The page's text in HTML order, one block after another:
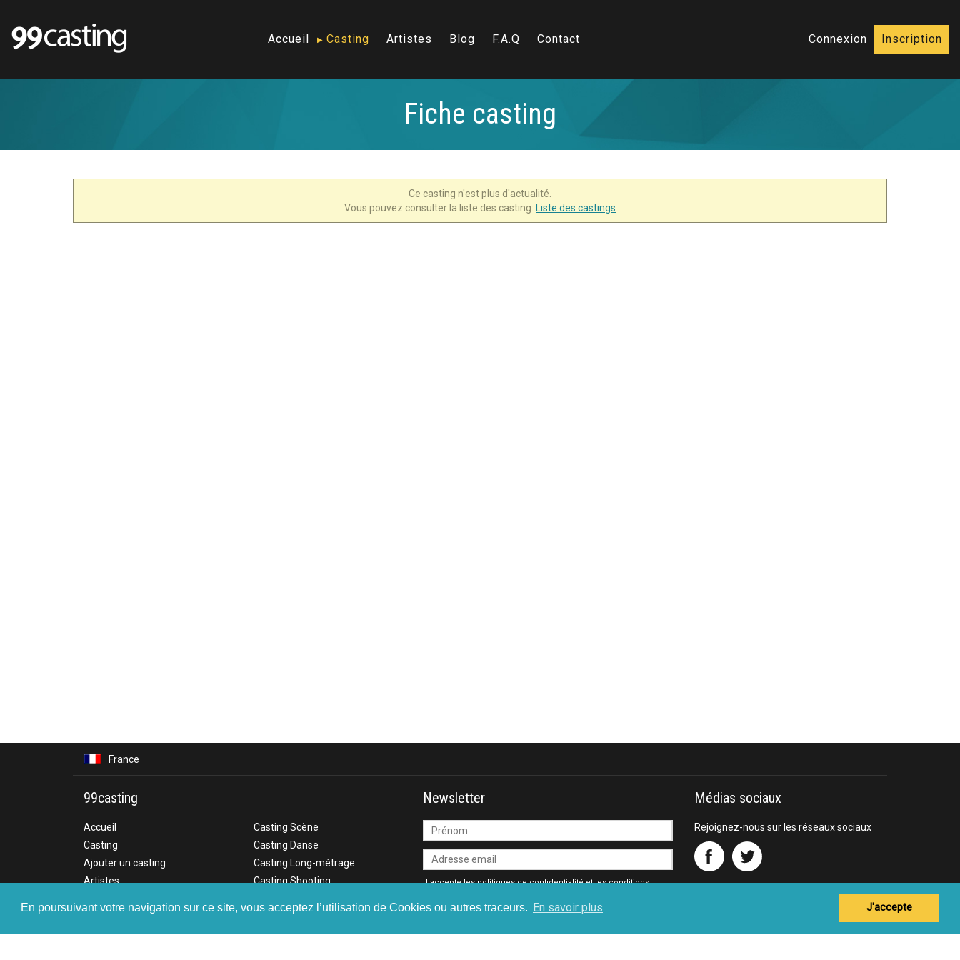
En poursuivant votre navigation sur ce site, vous acceptez l’utilisation de Cookies ou autres traceurs. En savoir plus J'accepte
Accueil Casting Artistes Blog F.A.Q Contact Connexion Inscription
Fiche casting
Ce casting n'est plus d'actualité.
Vous pouvez consulter la liste des casting: Liste des castings
France
99casting
Accueil
Casting
Ajouter un casting
Artistes
Tarifs
Casting Scène
Casting Danse
Casting Long-métrage
Casting Shooting
Casting Court-métrage
Casting Publicité
Newsletter
J'accepte lespolitiques de confidentialitéet lesconditions
Médias sociaux
Rejoignez-nous sur les réseaux sociaux